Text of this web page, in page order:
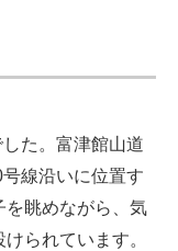
た。富津館山道
線沿いに位置す
を眺めながら、気
られています。